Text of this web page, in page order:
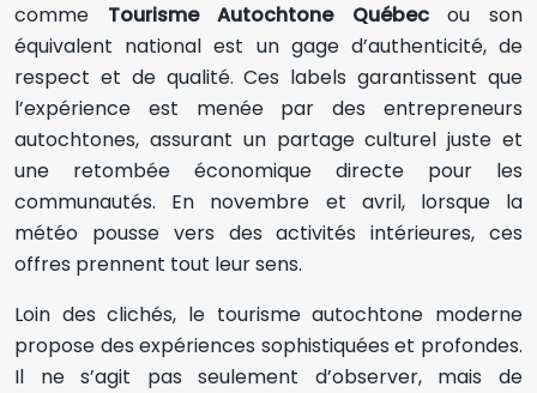
comme Tourisme Autochtone Québecou son
équivalent national est un gage d’authenticité, de
respect et de qualité. Ces labels garantissent que
l’expérience est menée par des entrepreneurs
autochtones, assurant un partage culturel juste et
une retombée économique directe pour les
communautés. En novembre et avril, lorsque la
météo pousse vers des activités intérieures, ces
offres prennent tout leur sens.
Loin des clichés, le tourisme autochtone moderne
propose des expériences sophistiquées et profondes.
Il ne s’agit pas seulement d’observer, mais de